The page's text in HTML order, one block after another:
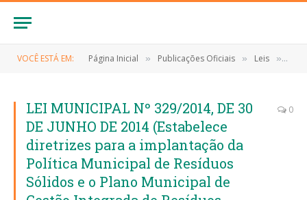
VOCÊ ESTÁ EM: Página Inicial » Publicações Oficiais » Leis »
LEI MUNICIPAL Nº 329/2014, DE 30
DE JUNHO DE 2014 (Estabelece
diretrizes para a implantação da
Política Municipal de Resíduos
Sólidos e o Plano Municipal de
0